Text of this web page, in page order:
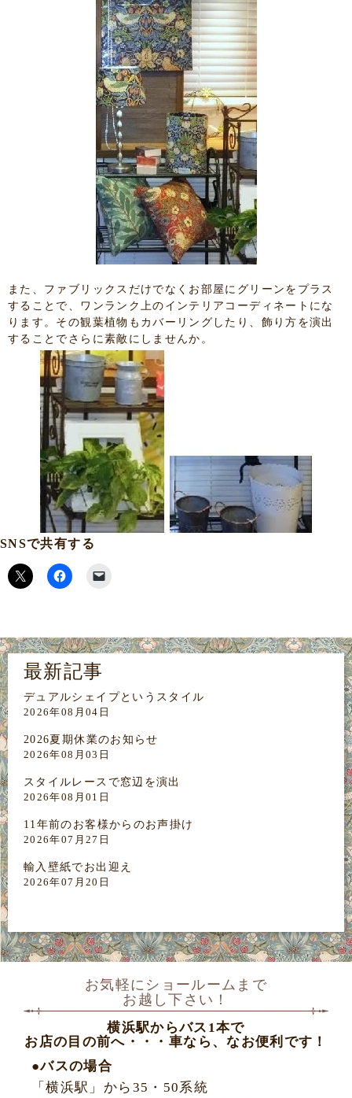
また、ファブリックスだけでなくお部屋にグリーンをプラス
することで、ワンランク上のインテリアコーディネートにな
ります。その観葉植物もカバーリングしたり、飾り方を演出
することでさらに素敵にしませんか。
SNSで共有する
最新記事
デュアルシェイプというスタイル
2026年08月04日
2026夏期休業のお知らせ
2026年08月03日
スタイルレースで窓辺を演出
2026年08月01日
11年前のお客様からのお声掛け
2026年07月27日
輸入壁紙でお出迎え
2026年07月20日
お気軽にショールームまで
お越し下さい！
横浜駅からバス1本で
お店の目の前へ・・・車なら、なお便利です！
●バスの場合
「横浜駅」から35・50系統